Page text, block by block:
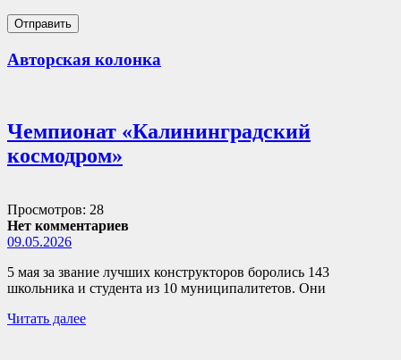
Авторская колонка
Чемпионат «Калининградский
космодром»
Просмотров: 28
Нет комментариев
09.05.2026
5 мая за звание лучших конструкторов боролись 143
школьника и студента из 10 муниципалитетов. Они
Читать далее